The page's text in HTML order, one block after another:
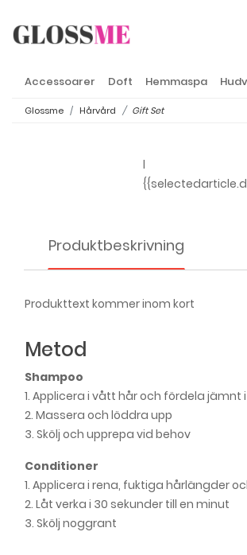
Accessoarer Doft Hemmaspa
Glossme Hårvård Gift Set
l
Produktbeskrivning
Produkttext kommer inom kort
Metod
Shampoo
1. Applicera i vått hår och fördela jämnt
2. Massera och löddra upp
3. Skölj och upprepa vid behov
Conditioner
1. Applicera i rena, fuktiga hårlängder
2. Låt verka i 30 sekunder till en minut
3. Skölj noggrant